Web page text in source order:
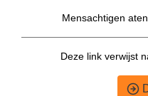
Mensachtigen
Deze link verwijst